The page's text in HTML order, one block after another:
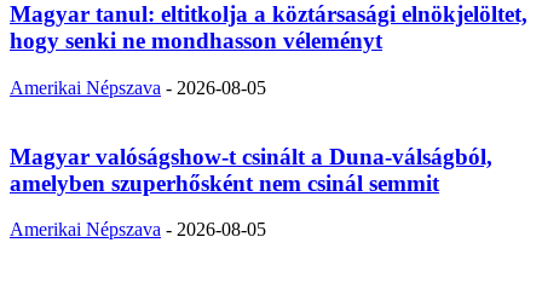
Magyar tanul: eltitkolja a köztársasági elnökjelöltet,
hogy senki ne mondhasson véleményt
Amerikai Népszava - 2026-08-05
Magyar valóságshow-t csinált a Duna-válságból,
amelyben szuperhősként nem csinál semmit
Amerikai Népszava - 2026-08-05